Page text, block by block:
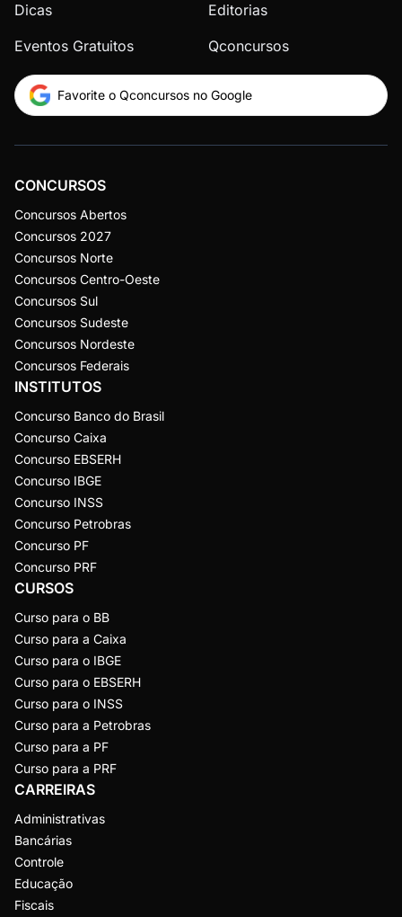
Dicas
Editorias
Eventos Gratuitos
Qconcursos
Favorite o Qconcursos no Google
CONCURSOS
Concursos Abertos
Concursos 2027
Concursos Norte
Concursos Centro-Oeste
Concursos Sul
Concursos Sudeste
Concursos Nordeste
Concursos Federais
INSTITUTOS
Concurso Banco do Brasil
Concurso Caixa
Concurso EBSERH
Concurso IBGE
Concurso INSS
Concurso Petrobras
Concurso PF
Concurso PRF
CURSOS
Curso para o BB
Curso para a Caixa
Curso para o IBGE
Curso para o EBSERH
Curso para o INSS
Curso para a Petrobras
Curso para a PF
Curso para a PRF
CARREIRAS
Administrativas
Bancárias
Controle
Educação
Fiscais